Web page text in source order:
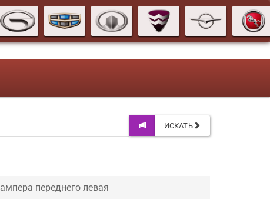
ИСКАТЬ
переднего левая